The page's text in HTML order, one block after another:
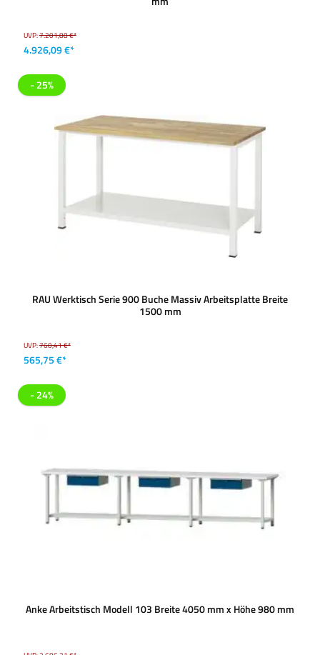
UVP:7.201,88 €*
4.926,09 €*
- 25%
RAU Werktisch Serie 900 Buche Massiv Arbeitsplatte Breite
1500 mm
UVP:760,41 €*
565,75 €*
- 24%
Anke Arbeitstisch Modell 103 Breite 4050 mm x Höhe 980 mm